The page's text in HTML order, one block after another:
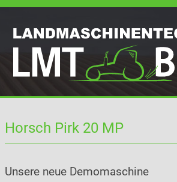
Horsch Pirk 20 MP
Unsere neue Demomaschine